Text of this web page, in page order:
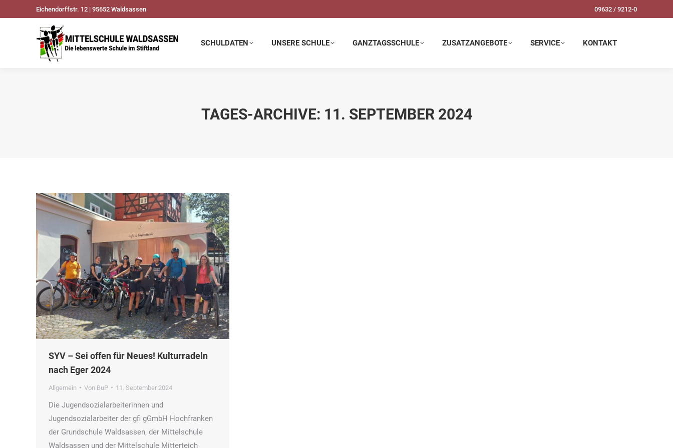
Eichendorffstr. 12 | 95652 Waldsassen 09632 / 9212-0
SCHULDATEN UNSERE SCHULE GANZTAGSSCHULE ZUSATZANGEBOTE SERVICE KONTAKT
TAGES-ARCHIVE: 11. SEPTEMBER 2024
SYV – Sei offen für Neues! Kulturradeln
nach Eger 2024
Allgemein Von BuP 11. September 2024
Die Jugendsozialarbeiterinnen und
Jugendsozialarbeiter der gfi gGmbH Hochfranken
der Grundschule Waldsassen, der Mittelschule
Waldsassen und der Mittelschule Mitterteich